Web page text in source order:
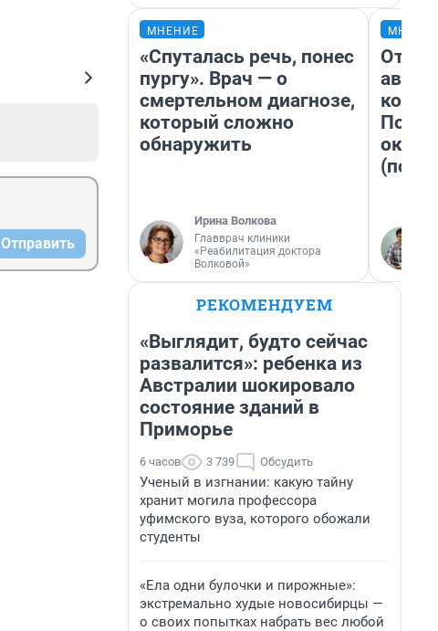
Отправить
МНЕНИЕ
«Спуталась речь, понес
пургу». Врач — о
смертельном диагнозе,
который сложно
обнаружить
Ирина Волкова
Главврач клиники
«Реабилитация доктора
Волковой»
От
РЕКОМЕНДУЕМ
«Выглядит, будто сейчас
развалится»: ребенка из
Австралии шокировало
состояние зданий в
Приморье
6 часов 3 739 Обсудить
Ученый в изгнании: какую тайну
хранит могила профессора
уфимского вуза, которого обожали
студенты
«Ела одни булочки и пирожные»:
экстремально худые новосибирцы —
о своих попытках набрать вес любой